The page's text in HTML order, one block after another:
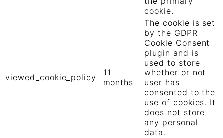
cookie.
viewed_cookie_policy
11
months
The cookie is set
by the GDPR
Cookie Consent
plugin and is
used to store
whether or not
user has
consented to the
use of cookies. It
does not store
any personal
data.